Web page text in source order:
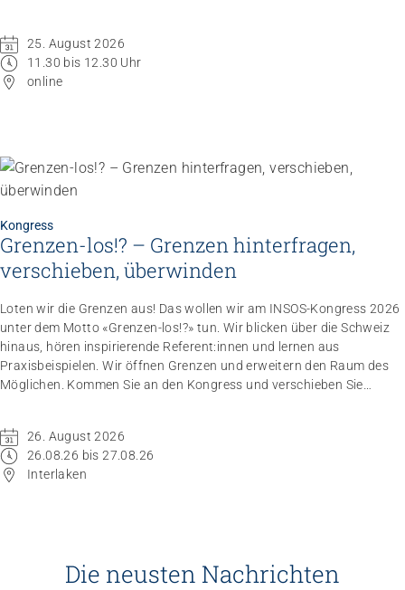
25. August 2026
11.30 bis 12.30 Uhr
online
Kongress
Grenzen-los!? – Grenzen hinterfragen,
verschieben, überwinden
Loten wir die Grenzen aus! Das wollen wir am INSOS-Kongress 2026
unter dem Motto «Grenzen-los!?» tun. Wir blicken über die Schweiz
hinaus, hören inspirierende Referent:innen und lernen aus
Praxisbeispielen. Wir öffnen Grenzen und erweitern den Raum des
Möglichen. Kommen Sie an den Kongress und verschieben Sie
26. August 2026
26.08.26 bis 27.08.26
Interlaken
Die neusten Nachrichten